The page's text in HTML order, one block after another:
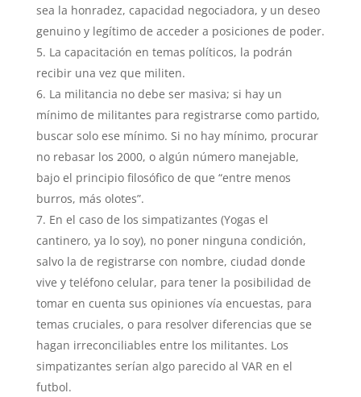
sea la honradez, capacidad negociadora, y un deseo
genuino y legítimo de acceder a posiciones de poder.
La capacitación en temas políticos, la podrán
recibir una vez que militen.
La militancia no debe ser masiva; si hay un
mínimo de militantes para registrarse como partido,
buscar solo ese mínimo. Si no hay mínimo, procurar
no rebasar los 2000, o algún número manejable,
bajo el principio filosófico de que “entre menos
burros, más olotes”.
En el caso de los simpatizantes (Yogas el
cantinero, ya lo soy), no poner ninguna condición,
salvo la de registrarse con nombre, ciudad donde
vive y teléfono celular, para tener la posibilidad de
tomar en cuenta sus opiniones vía encuestas, para
temas cruciales, o para resolver diferencias que se
hagan irreconciliables entre los militantes. Los
simpatizantes serían algo parecido al VAR en el
futbol.